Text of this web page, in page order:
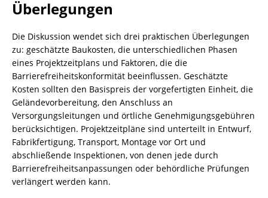
Überlegungen
Die Diskussion wendet sich drei praktischen Überlegungen
zu: geschätzte Baukosten, die unterschiedlichen Phasen
eines Projektzeitplans und Faktoren, die die
Barrierefreiheitskonformität beeinflussen. Geschätzte
Kosten sollten den Basispreis der vorgefertigten Einheit, die
Geländevorbereitung, den Anschluss an
Versorgungsleitungen und örtliche Genehmigungsgebühren
berücksichtigen. Projektzeitpläne sind unterteilt in Entwurf,
Fabrikfertigung, Transport, Montage vor Ort und
abschließende Inspektionen, von denen jede durch
Barrierefreiheitsanpassungen oder behördliche Prüfungen
verlängert werden kann.